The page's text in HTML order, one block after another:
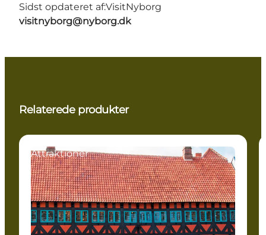
Sidst opdateret af:VisitNyborg
visitnyborg@nyborg.dk
Relaterede produkter
Attraktioner